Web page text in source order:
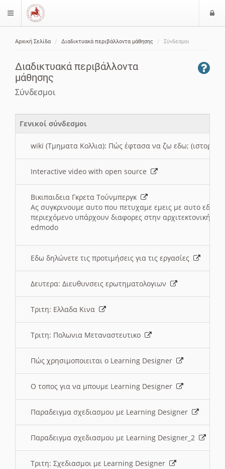
$langMenu
Αρχική Σελίδα Διαδικτυακά περιβάλλοντα μάθησης Σύνδεσμοι
Διαδικτυακά περιβάλλοντα
μάθησης
Σύνδεσμοι
Γενικοί σύνδεσμοι
wiki (Τμηματα Κολλια): Πώς έφτασα να ζω εδω; (ιστορια)
Interactive video with open source
Βικιπαιδεια Γκρετα Τούνμπεργκ
Ας συγκρινουμε αυτο που πετυχαμε εμεις με αυτο εδω
περιεχόμενο υπάρχουν διαφορες στην αρχιτεκτονική
edmodo
Εδω δηλώνετε τις προτιμήσεις για τις εργασίες
Δευτερα: Διευθυνσεις ερωτηματολογιων
Τριτη: Ελλαδα Κινα
Τριτη: Πολωνια Μεταναστευτικο
Πώς χρησιμοποιειται ο Learning Designer
O τοπος για να μπουμε Learning Designer
Παραδειγμα σχεδιασμου με Learning Designer
Παραδειγμα σχεδιασμου με Learning Designer_2
Τριτη: Σχεδιασμοι με Learning Designer